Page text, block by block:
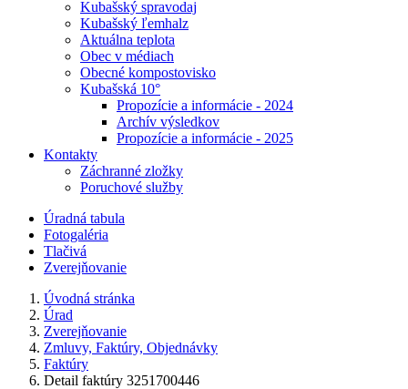
Kubašský spravodaj
Kubašský ľemhalz
Aktuálna teplota
Obec v médiach
Obecné kompostovisko
Kubašská 10°
Propozície a informácie - 2024
Archív výsledkov
Propozície a informácie - 2025
Kontakty
Záchranné zložky
Poruchové služby
Úradná tabula
Fotogaléria
Tlačivá
Zverejňovanie
Úvodná stránka
Úrad
Zverejňovanie
Zmluvy, Faktúry, Objednávky
Faktúry
Detail faktúry 3251700446